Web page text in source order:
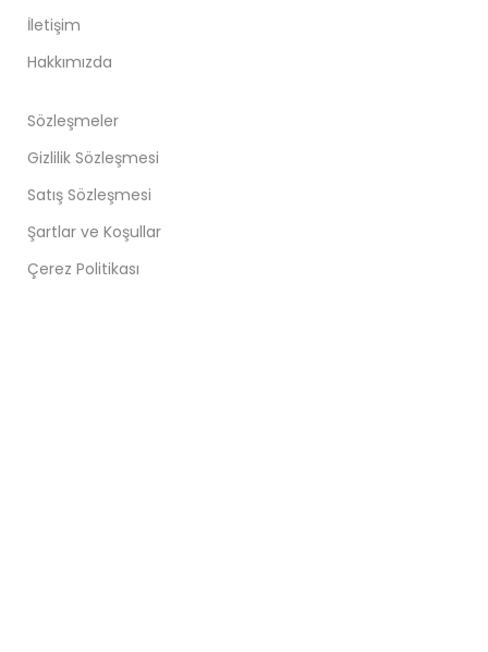
İletişim
Hakkımızda
Sözleşmeler
Gizlilik Sözleşmesi
Satış Sözleşmesi
Şartlar ve Koşullar
Çerez Politikası